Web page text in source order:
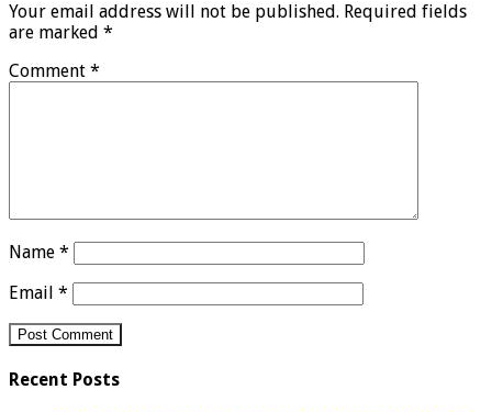
Your email address will not be published. Required fields
are marked *
Comment *
Name *
Email *
Recent Posts